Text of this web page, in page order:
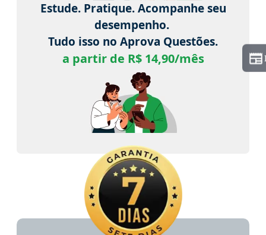
Estude. Pratique. Acompanhe seu
desempenho.
Tudo isso no Aprova Questões.
a partir de R$ 14,90/mês